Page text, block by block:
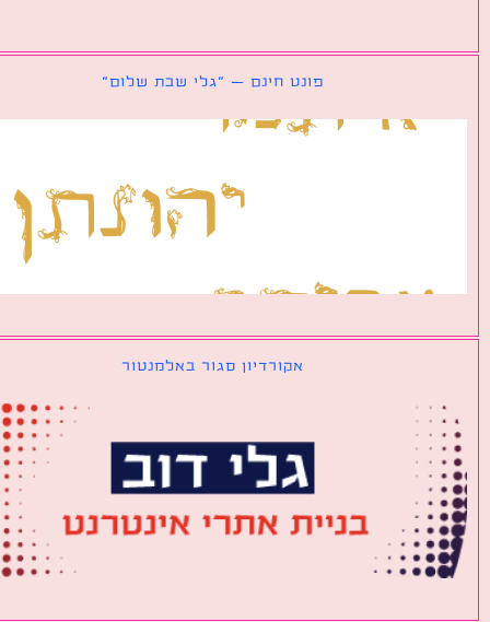
פונט חינם – ״גלי שבת שלום״
אקורדיון סגור באלמנטור